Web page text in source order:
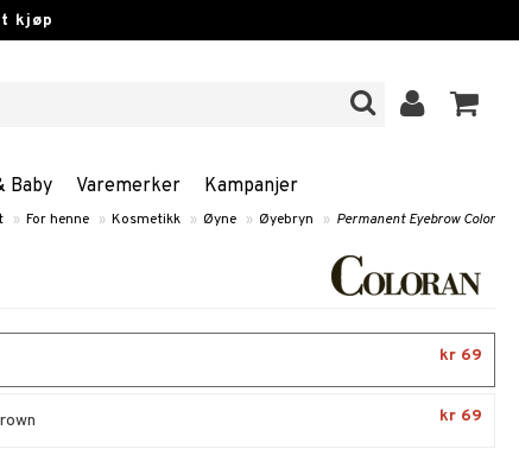
kjøp
Baby Varemerker Kampanjer
» For henne » Kosmetikk » Øyne » Øyebryn » Permanent Eyebrow Color
kr 69
kr 69